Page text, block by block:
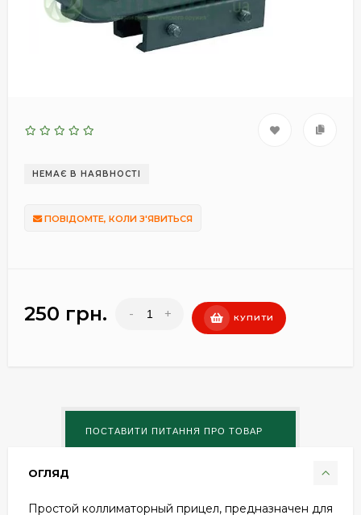
НЕМАЄ В НАЯВНОСТІ
ПОВІДОМТЕ, КОЛИ З'ЯВИТЬСЯ
250 грн. - + КУПИТИ
ОГЛЯД
Простой коллиматорный прицел, предназначен для